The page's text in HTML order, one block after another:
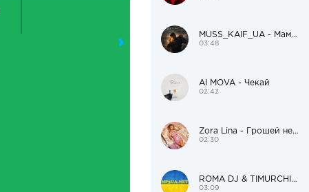
MUSS_KAIF_UA - Мам, я пацанам поможу і додому
03:48
AI MOVA - Чекай
02:42
Zora Lina - Грошей нема, але я красива
02:30
ROMA DJ & TIMURCHIK – Цілуй мене
03:09